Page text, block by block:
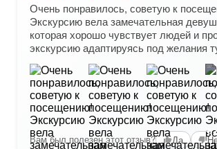
Очень понравилось, советую к
Экскурсию вела замечательная
которая хорошо чувствует людей и
экскурсию адаптируясь под желания
Вам был полезен этот отзыв? Да